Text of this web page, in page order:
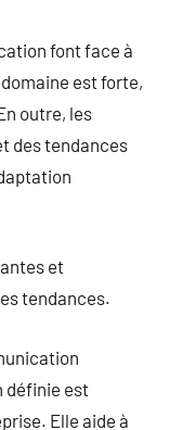
font face à
est forte,
outre, les
des tendances
et
tendances.
définie est
Elle aide à